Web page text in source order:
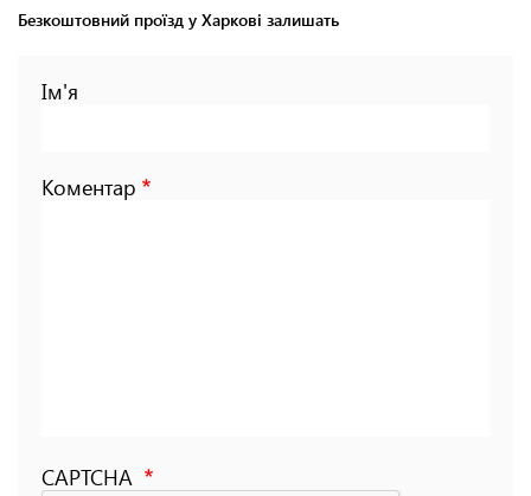
Безкоштовний проїзд у Харкові залишать
Ім'я
Коментар
CAPTCHA